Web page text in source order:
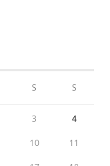
S S
3 4
10 11